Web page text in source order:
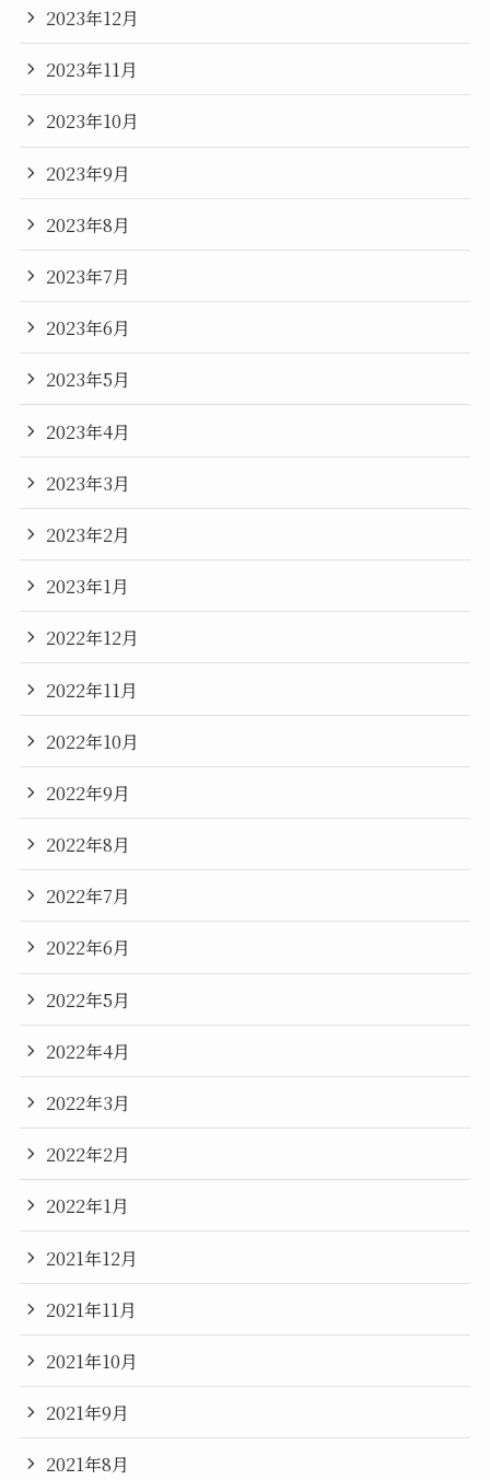
2023年12月
2023年11月
2023年10月
2023年9月
2023年8月
2023年7月
2023年6月
2023年5月
2023年4月
2023年3月
2023年2月
2023年1月
2022年12月
2022年11月
2022年10月
2022年9月
2022年8月
2022年7月
2022年6月
2022年5月
2022年4月
2022年3月
2022年2月
2022年1月
2021年12月
2021年11月
2021年10月
2021年9月
2021年8月